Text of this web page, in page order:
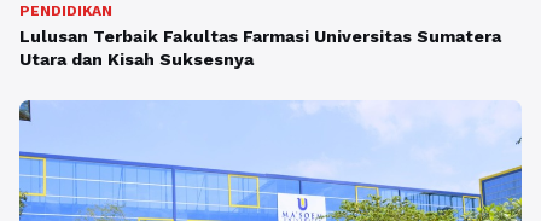
PENDIDIKAN
Lulusan Terbaik Fakultas Farmasi Universitas Sumatera
Utara dan Kisah Suksesnya